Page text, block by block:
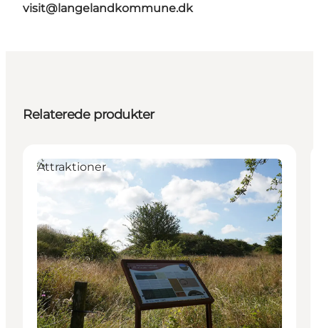
visit@langelandkommune.dk
Relaterede produkter
Attraktioner